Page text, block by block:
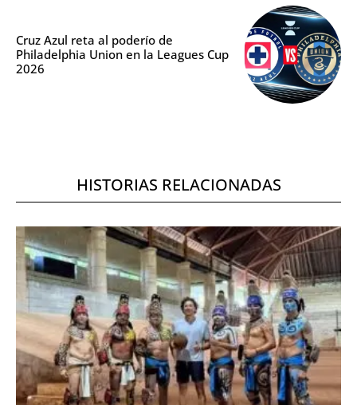
Cruz Azul reta al poderío de
Philadelphia Union en la Leagues Cup
2026
HISTORIAS RELACIONADAS